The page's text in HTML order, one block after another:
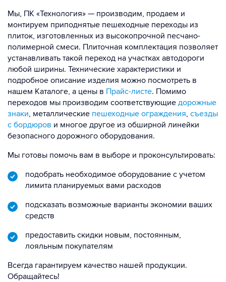
Мы, ПК «Технология» — производим, продаем и
монтируем приподнятые пешеходные переходы из
плиток, изготовленных из высокопрочной песчано-
полимерной смеси. Плиточная комплектация позволяет
устанавливать такой переход на участках автодороги
любой ширины. Технические характеристики и
подробное описание изделия можно посмотреть в
нашем Каталоге, а цены в Прайс-листе. Помимо
переходов мы производим соответствующие дорожные
знаки, металлические пешеходные ограждения, съезды
с бордюров и многое другое из обширной линейки
безопасного дорожного оборудования.
Мы готовы помочь вам в выборе и проконсультировать:
подобрать необходимое оборудование с учетом
лимита планируемых вами расходов
подсказать возможные варианты экономии ваших
средств
предоставить скидки новым, постоянным,
лояльным покупателям
Всегда гарантируем качество нашей продукции.
Обращайтесь!